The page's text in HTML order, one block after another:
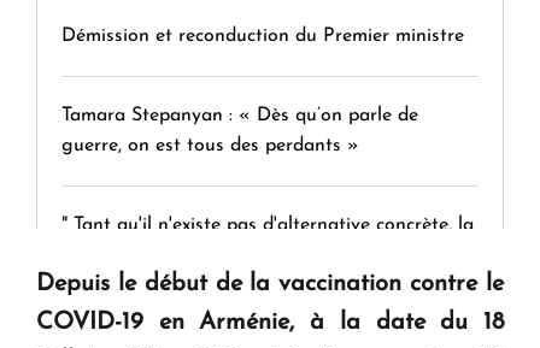
Démission et reconduction du Premier ministre
Tamara Stepanyan : « Dès qu’on parle de
guerre, on est tous des perdants »
" Tant qu'il n'existe pas d'alternative concrète, la
KASA : 30 ans d'audace, de résilience et d'avenir
Depuis le début de la vaccination contre le
COVID-19 en Arménie, à la date du 18